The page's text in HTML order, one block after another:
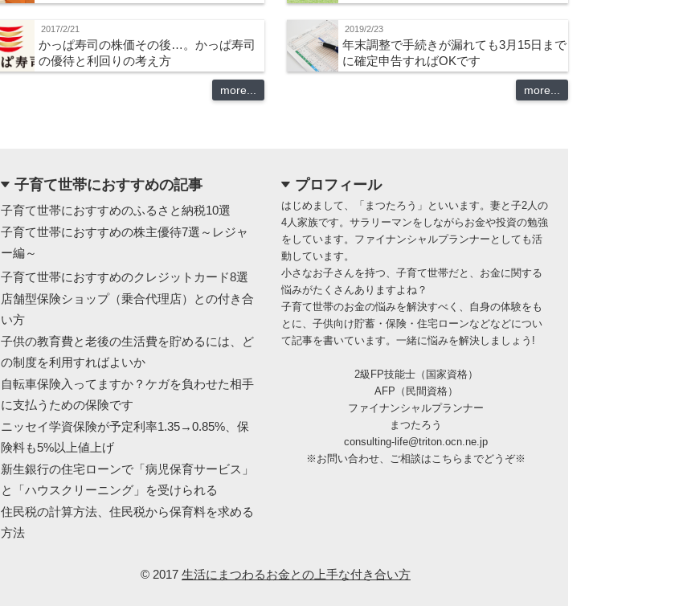
2017/2/21
かっぱ寿司の株価その後…。かっぱ寿司
の優待と利回りの考え方
more...
2019/2/23
年末調整で手続きが漏れても3月15日まで
に確定申告すればOKです
more...
dropdown 子育て世帯におすすめの記事
子育て世帯におすすめのふるさと納税10選
子育て世帯におすすめの株主優待7選～レジャ
ー編～
子育て世帯におすすめのクレジットカード8選
店舗型保険ショップ（乗合代理店）との付き合
い方
子供の教育費と老後の生活費を貯めるには、ど
の制度を利用すればよいか
自転車保険入ってますか？ケガを負わせた相手
に支払うための保険です
ニッセイ学資保険が予定利率1.35→0.85%、保
険料も5%以上値上げ
新生銀行の住宅ローンで「病児保育サービス」
と「ハウスクリーニング」を受けられる
住民税の計算方法、住民税から保育料を求める
方法
dropdown プロフィール
はじめまして、「まつたろう」といいます。妻と子2人の
4人家族です。サラリーマンをしながらお金や投資の勉強
をしています。ファイナンシャルプランナーとしても活
動しています。
小さなお子さんを持つ、子育て世帯だと、お金に関する
悩みがたくさんありますよね？
子育て世帯のお金の悩みを解決すべく、自身の体験をも
とに、子供向け貯蓄・保険・住宅ローンなどなどについ
て記事を書いています。一緒に悩みを解決しましょう!
2級FP技能士（国家資格）
AFP（民間資格）
ファイナンシャルプランナー
まつたろう
consulting-life@triton.ocn.ne.jp
※お問い合わせ、ご相談はこちらまでどうぞ※
© 2017 生活にまつわるお金との上手な付き合い方